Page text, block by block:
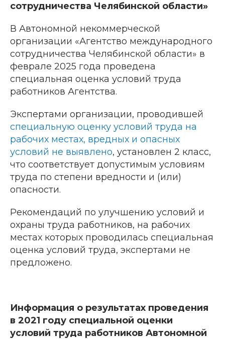
сотрудничества Челябинской области»
В Автономной некоммерческой
организации «Агентство международного
сотрудничества Челябинской области» в
феврале 2025 года проведена
специальная оценка условий труда
работников Агентства.
Экспертами организации, проводившей
специальную оценку условий труда на
рабочих местах, вредных и опасных
условий не выявлено, установлен 2 класс,
что соответствует допустимым условиям
труда по степени вредности и (или)
опасности.
Рекомендаций по улучшению условий и
охраны труда работников, на рабочих
местах которых проводилась специальная
оценка условий труда, экспертами не
предложено.
Информация о результатах проведения
в 2021 году специальной оценки
условий труда работников Автономной